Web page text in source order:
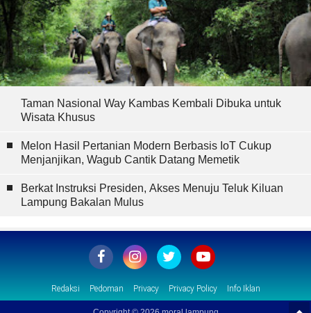
Taman Nasional Way Kambas Kembali Dibuka untuk
Wisata Khusus
Melon Hasil Pertanian Modern Berbasis IoT Cukup
Menjanjikan, Wagub Cantik Datang Memetik
Berkat Instruksi Presiden, Akses Menuju Teluk Kiluan
Lampung Bakalan Mulus
Redaksi Pedoman Privacy Privacy Policy Info Iklan